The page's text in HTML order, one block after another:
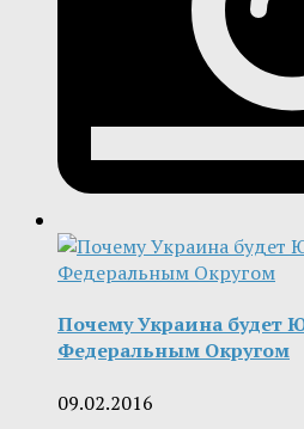
Почему Украина будет
Федеральным Округом
09.02.2016